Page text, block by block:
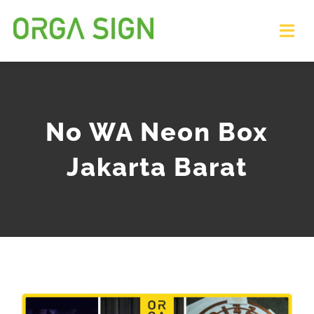
content
PELAYANANNo WA Neon Box
Jakarta Barat